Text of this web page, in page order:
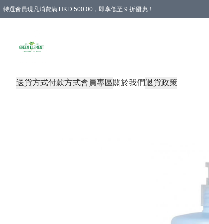
特選會員現凡消費滿 HKD 500.00，即享低至 9 折優惠！
送貨方式付款方式會員專區關於我們退貨政策